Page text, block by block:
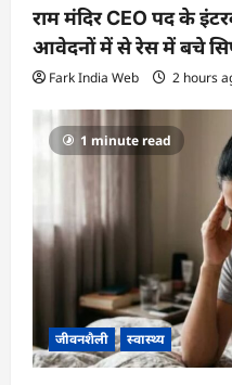
राम मंदिर CEO पद के
आवेदनों में से रेस में बचे
Fark India Web 2 hours
1 minute read
जीवनशैली स्वास्थ्य